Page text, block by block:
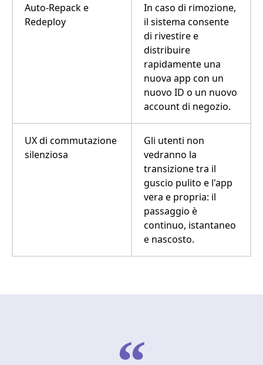
Auto-Repack e
Redeploy
In caso di rimozione,
il sistema consente
di rivestire e
distribuire
rapidamente una
nuova app con un
nuovo ID o un nuovo
account di negozio.
UX di commutazione
silenziosa
Gli utenti non
vedranno la
transizione tra il
guscio pulito e l'app
vera e propria: il
passaggio è
continuo, istantaneo
e nascosto.